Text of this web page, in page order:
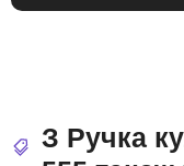
З Ручка